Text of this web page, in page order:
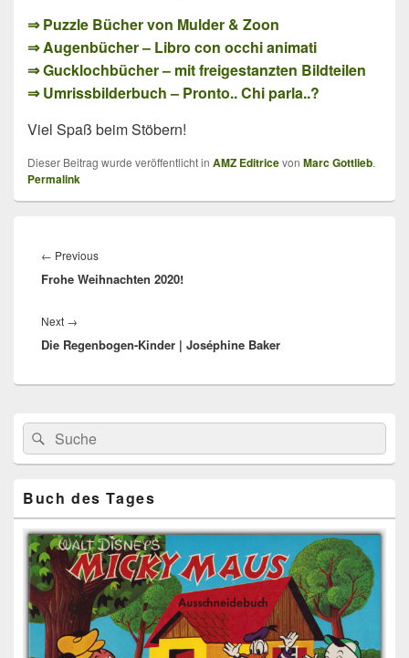
⇒ Puzzle Bücher von Mulder & Zoon
⇒ Augenbücher – Libro con occhi animati
⇒ Gucklochbücher – mit freigestanzten Bildteilen
⇒ Umrissbilderbuch – Pronto.. Chi parla..?
Viel Spaß beim Stöbern!
Dieser Beitrag wurde veröffentlicht in AMZ Editricevon Marc Gottlieb.
Permalink
← PreviousPrevious
post:
Frohe Weihnachten 2020!
Next →
post:
Die Regenbogen-Kinder | Joséphine Baker
Primärer
Seitenleisten
Widget-
Bereich
Search
for:
Suche
Buch des Tages